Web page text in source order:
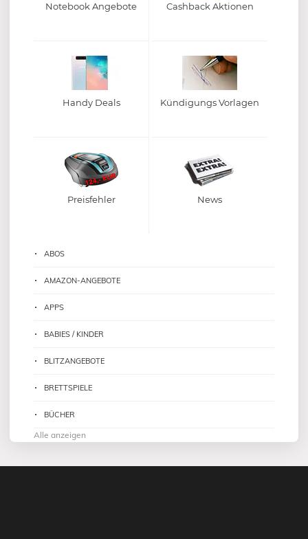
Notebook Angebote Cashback Aktionen
Handy Deals Kündigungs Vorlagen
Preisfehler News
ABOS
AMAZON-ANGEBOTE
APPS
BABIES / KINDER
BLITZANGEBOTE
BRETTSPIELE
BÜCHER
Alle anzeigen